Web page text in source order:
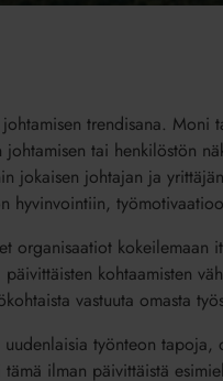
trendisana.
tai henkilöstön
jokaisen johtajan ja
hyvinvointiin,
organisaatiot
kohtaamisten
vastuuta omasta
työnteon
ilman päivittäistä